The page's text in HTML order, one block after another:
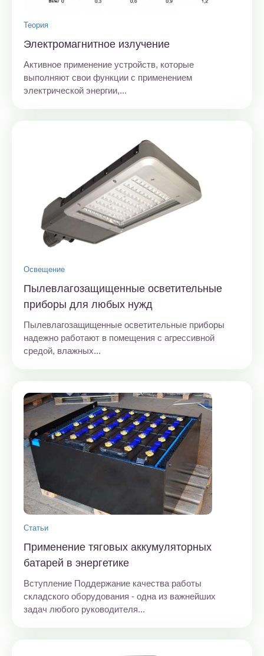
Теория
Электромагнитное излучение
Активное применение устройств, которые
выполняют свои функции с применением
электрической энергии,...
Освещение
Пылевлагозащищенные осветительные
приборы для любых нужд
Пылевлагозащищенные осветительные приборы
надежно работают в помещения с агрессивной
средой, влажных...
Статьи
Применение тяговых аккумуляторных
батарей в энергетике
Вступление Поддержание качества работы
складского оборудования - одна из важнейших
задач любого руководителя...